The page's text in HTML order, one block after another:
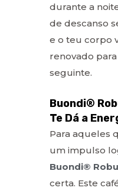
durante a
de descanso
e o teu corpo
renovado
seguinte.
Buondi®
Te Dá a
Para aqueles
um impulso
Buondi®
certa. Este